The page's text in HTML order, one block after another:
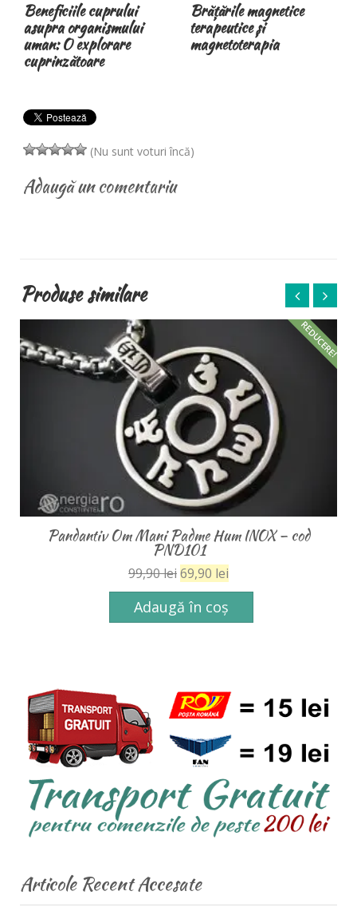
Beneficiile cuprului
asupra organismului
uman: O explorare
cuprinzătoare
Brățările magnetice
terapeutice și
magnetoterapia
(Nu sunt voturi încă)
Adaugă un comentariu
Produse similare
REDUCERE!
Pandantiv Om Mani Padme Hum INOX – cod
PND101
99,90lei69,90 lei
Adaugă în coș
Articole Recent Accesate